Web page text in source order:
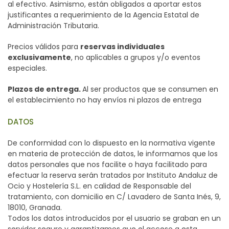
al efectivo. Asimismo, están obligados a aportar estos
justificantes a requerimiento de la Agencia Estatal de
Administración Tributaria.
Precios válidos para reservas individuales
exclusivamente, no aplicables a grupos y/o eventos
especiales.
Plazos de entrega.Al ser productos que se consumen en
el establecimiento no hay envíos ni plazos de entrega
DATOS
De conformidad con lo dispuesto en la normativa vigente
en materia de protección de datos, le informamos que los
datos personales que nos facilite o haya facilitado para
efectuar la reserva serán tratados por Instituto Andaluz de
Ocio y Hostelería S.L. en calidad de Responsable del
tratamiento, con domicilio en C/ Lavadero de Santa Inés, 9,
18010, Granada.
Todos los datos introducidos por el usuario se graban en un